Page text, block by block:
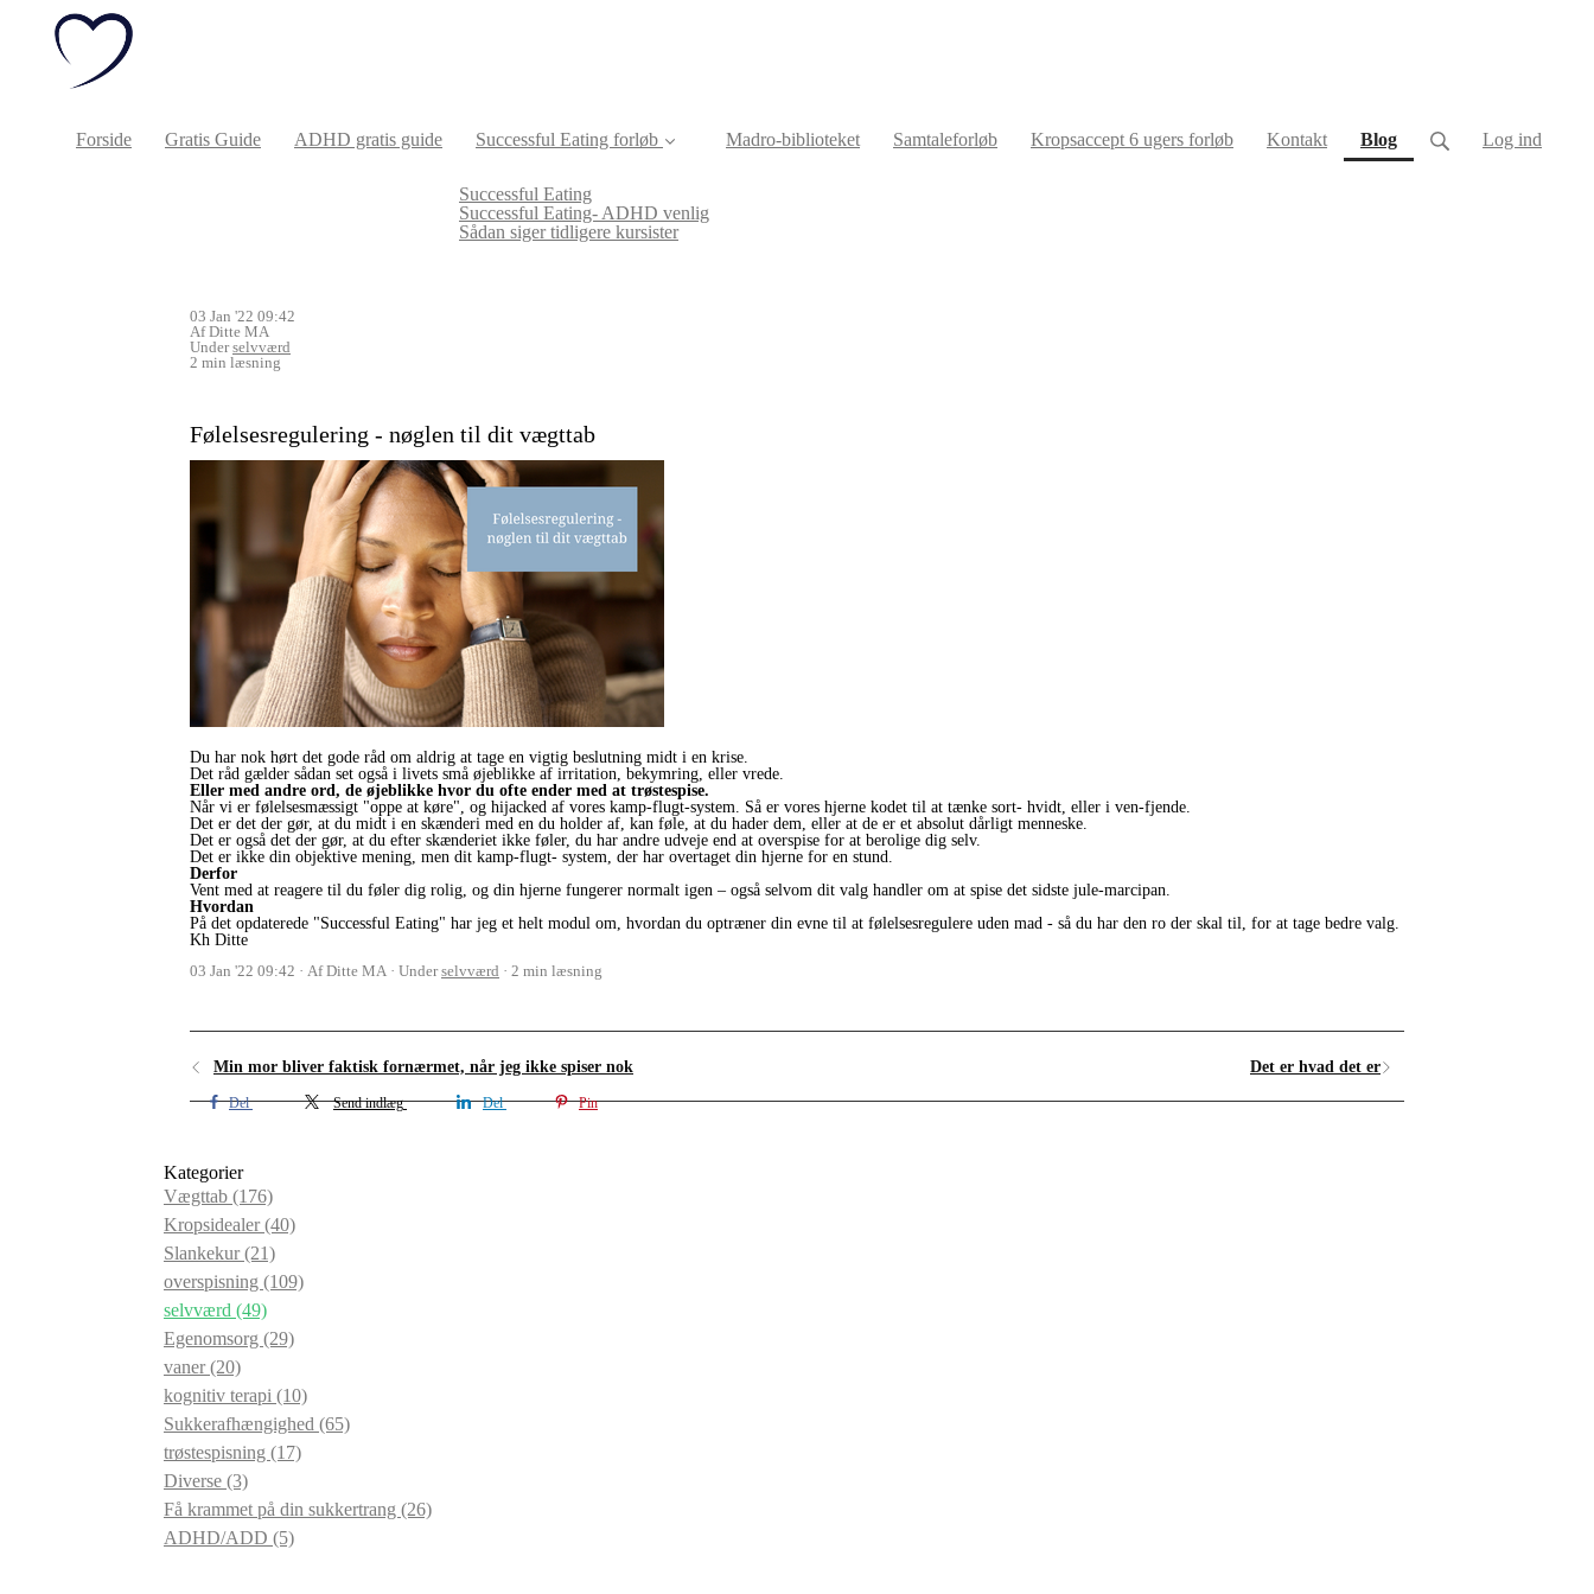
Forside Gratis Guide ADHD gratis guide Successful Eating forløb
Successful Eating
Successful Eating- ADHD venlig
Sådan siger tidligere kursister
Madro-biblioteket Samtaleforløb Kropsaccept 6 ugers forløb Kontakt Blog(current) Log ind
03 Jan '22 09:42
Af Ditte MA
Underselvværd
2 min læsning
Følelsesregulering - nøglen til dit vægttab
Du har nok hørt det gode råd om aldrig at tage en vigtig beslutning midt i en krise.
Det råd gælder sådan set også i livets små øjeblikke af irritation, bekymring, eller vrede.
Eller med andre ord, de øjeblikke hvor du ofte ender med at trøstespise.
Når vi er følelsesmæssigt "oppe at køre", og hijacked af vores kamp-flugt-system. Så er vores hjerne kodet til at tænke sort- hvidt, eller i ven-fjende.
Det er det der gør, at du midt i en skænderi med en du holder af, kan føle, at du hader dem, eller at de er et absolut dårligt menneske.
Det er også det der gør, at du efter skænderiet ikke føler, du har andre udveje end at overspise for at berolige dig selv.
Det er ikke din objektive mening, men dit kamp-flugt- system, der har overtaget din hjerne for en stund.
Derfor
Vent med at reagere til du føler dig rolig, og din hjerne fungerer normalt igen – også selvom dit valg handler om at spise det sidste jule-marcipan.
Hvordan
På det opdaterede "Successful Eating" har jeg et helt modul om, hvordan du optræner din evne til at følelsesregulere uden mad - så du har den ro der skal til, for at tage bedre valg.
Kh Ditte
03 Jan '22 09:42
Af Ditte MA Underselvværd 2 min læsning
Min mor bliver faktisk fornærmet, når jeg ikke spiser nok Det er hvad det er
Del Send indlæg Del Pin
Kategorier
Vægttab (176)
Kropsidealer(40)
Slankekur(21)
overspisning (109)
selvværd (49)
Egenomsorg (29)
vaner(20)
kognitiv terapi (10)
Sukkerafhængighed (65)
trøstespisning (17)
Diverse (3)
Få krammet på din sukkertrang (26)
ADHD/ADD (5)